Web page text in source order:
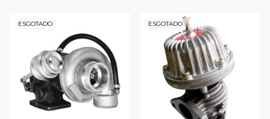
ESGOTADO ESGOTADO